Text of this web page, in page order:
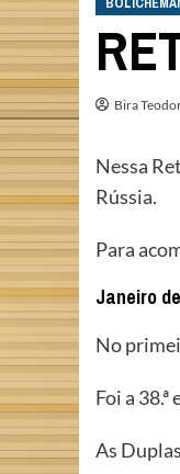
Bira
Nessa
Rússia.
Para
Janeiro
No
Foi a
As